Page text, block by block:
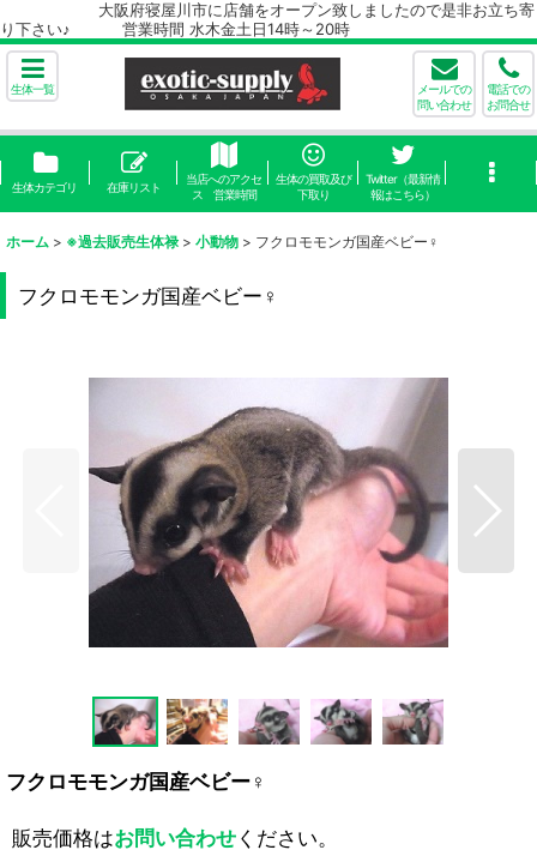
大阪府寝屋川市に店舗をオープン致しましたので是非お立ち寄
り下さい♪ 営業時間 水木金土日14時～20時
生体一覧
メールでの
問い合わせ
電話での
お問合せ
生体カテゴリ 在庫リスト
当店へのアクセ
ス 営業時間
生体の買取及び
下取り
Twitter（最新情
報はこちら）
ホーム > ※過去販売生体禄 > 小動物 > フクロモモンガ国産ベビー♀
フクロモモンガ国産ベビー♀
フクロモモンガ国産ベビー♀
販売価格はお問い合わせください。